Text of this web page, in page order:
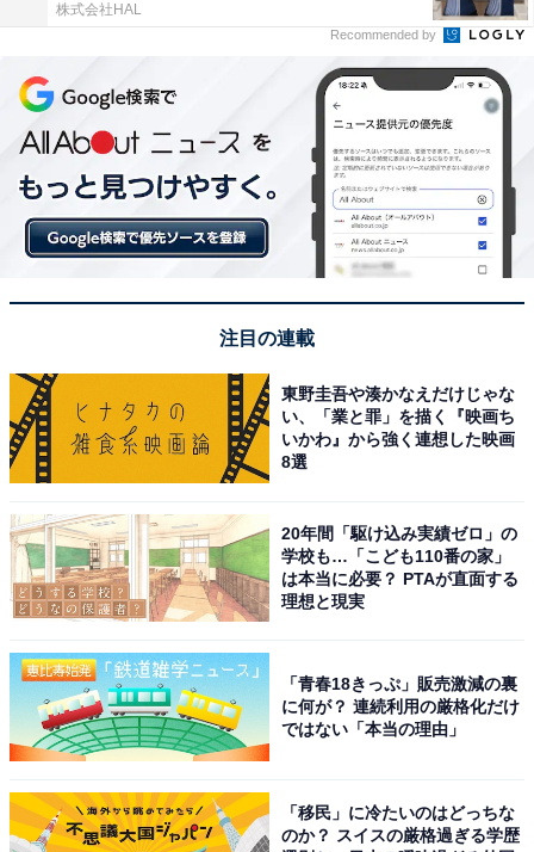
楽天トラベルの「5と0のつく日」キャンペーンと
は？
楽天トラベルでは、毎月5日・10日・15日・20日・25
日・30日に特別キャンペーンを実施。対象日にエントリ
ー＆予約をすると、宿泊料金が特別価格になるほか、ポ
ペシャルプランや豪華特典が付く場合もあります。旅行
をお得に楽しみたい方は、ぜひこの機会を活用しましょ
う。
楽天トラベルでキャンペーンを見る
※掲載されている情報は記事公開時のものです。あらか
すると、売上の一部がオールアバウトに還元されること
株式会社HAL
Recommended by
注目の連載
東野圭吾や湊かなえだけじゃな
い、「業と罪」を描く『映画ち
いかわ』から強く連想した映画
8選
20年間「駆け込み実績ゼロ」の
学校も…「こども110番の家」
は本当に必要？ PTAが直面する
理想と現実
「青春18きっぷ」販売激減の裏
に何が？ 連続利用の厳格化だけ
ではない「本当の理由」
「移民」に冷たいのはどっちな
のか？ スイスの厳格過ぎる学歴